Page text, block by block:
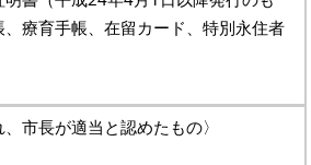
療育手帳、在留カード、特別永住者
市長が適当と認めたもの〉